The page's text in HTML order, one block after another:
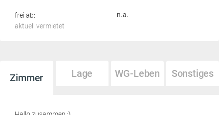
frei ab: n.a.
aktuell vermietet
Zimmer Lage WG-Leben Sonstiges